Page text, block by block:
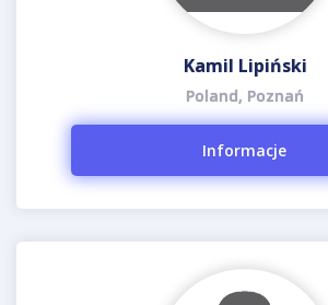
Kamil Lipiński
Poland, Poznań
Informacje